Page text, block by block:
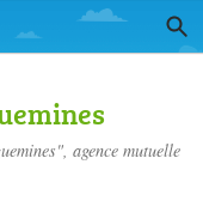
agence mutuelle